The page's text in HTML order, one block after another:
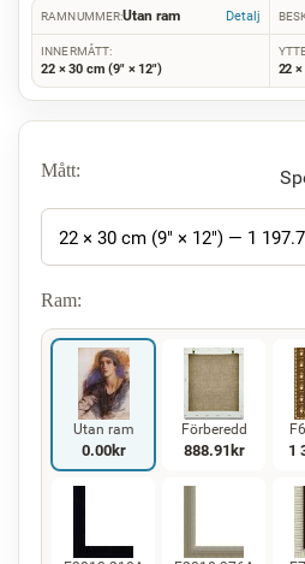
RAMNUMMER:Utan ram Detalj
INNERMÅTT:
22 × 30 cm (9" × 12") 22
Mått:
22 × 30 cm (9" × 12") — 1
Ram:
Utan ram
0.00kr
Förberedd
888.91kr 1